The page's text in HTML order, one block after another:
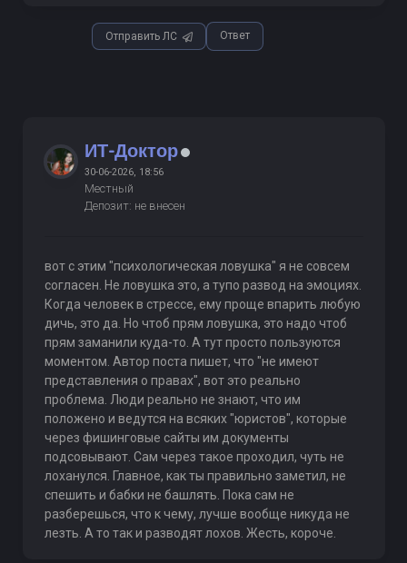
Отправить ЛС Ответ
ИТ-Доктор
30-06-2026, 18:56
Местный
Депозит: не внесен
вот с этим "психологическая ловушка" я не совсем
согласен. Не ловушка это, а тупо развод на эмоциях.
Когда человек в стрессе, ему проще впарить любую
дичь, это да. Но чтоб прям ловушка, это надо чтоб
прям заманили куда-то. А тут просто пользуются
моментом. Автор поста пишет, что "не имеют
представления о правах", вот это реально
проблема. Люди реально не знают, что им
положено и ведутся на всяких "юристов", которые
через фишинговые сайты им документы
подсовывают. Сам через такое проходил, чуть не
лоханулся. Главное, как ты правильно заметил, не
спешить и бабки не башлять. Пока сам не
разберешься, что к чему, лучше вообще никуда не
лезть. А то так и разводят лохов. Жесть, короче.